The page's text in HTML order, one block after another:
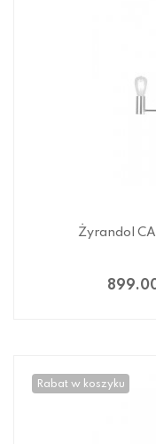
Żyrandol
Rabat w koszyku